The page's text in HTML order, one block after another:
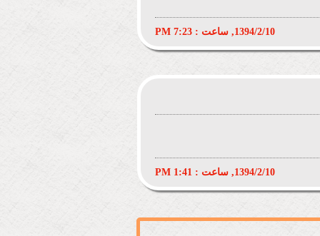
1394/2/10, ساعت : 7:23 PM
1394/2/10, ساعت : 1:41 PM